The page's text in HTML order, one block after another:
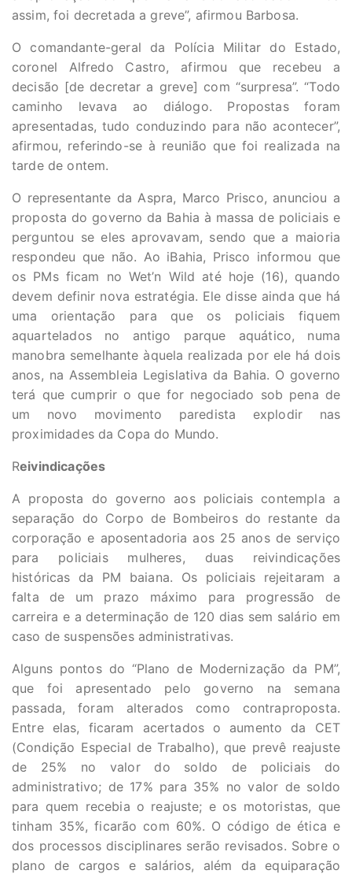
assim, foi decretada a greve”, afirmou Barbosa.
O comandante-geral da Polícia Militar do Estado,
coronel Alfredo Castro, afirmou que recebeu a
decisão [de decretar a greve] com “surpresa”. “Todo
caminho levava ao diálogo. Propostas foram
apresentadas, tudo conduzindo para não acontecer”,
afirmou, referindo-se à reunião que foi realizada na
tarde de ontem.
O representante da Aspra, Marco Prisco, anunciou a
proposta do governo da Bahia à massa de policiais e
perguntou se eles aprovavam, sendo que a maioria
respondeu que não. Ao iBahia, Prisco informou que
os PMs ficam no Wet’n Wild até hoje (16), quando
devem definir nova estratégia. Ele disse ainda que há
uma orientação para que os policiais fiquem
aquartelados no antigo parque aquático, numa
manobra semelhante àquela realizada por ele há dois
anos, na Assembleia Legislativa da Bahia. O governo
terá que cumprir o que for negociado sob pena de
um novo movimento paredista explodir nas
proximidades da Copa do Mundo.
Reivindicações
A proposta do governo aos policiais contempla a
separação do Corpo de Bombeiros do restante da
corporação e aposentadoria aos 25 anos de serviço
para policiais mulheres, duas reivindicações
históricas da PM baiana. Os policiais rejeitaram a
falta de um prazo máximo para progressão de
carreira e a determinação de 120 dias sem salário em
caso de suspensões administrativas.
Alguns pontos do “Plano de Modernização da PM”,
que foi apresentado pelo governo na semana
passada, foram alterados como contraproposta.
Entre elas, ficaram acertados o aumento da CET
(Condição Especial de Trabalho), que prevê reajuste
de 25% no valor do soldo de policiais do
administrativo; de 17% para 35% no valor de soldo
para quem recebia o reajuste; e os motoristas, que
tinham 35%, ficarão com 60%. O código de ética e
dos processos disciplinares serão revisados. Sobre o
plano de cargos e salários, além da equiparação